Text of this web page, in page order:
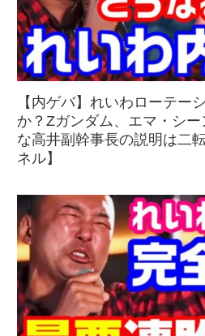
【内ゲバ】れいわローテー
か？Zガンダム、エマ・シ
な高井副幹事長の説明は二
ネル】